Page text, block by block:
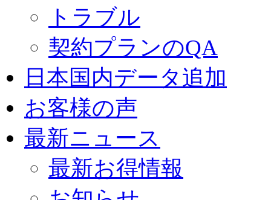
トラブル
契約プランのQA
日本国内データ追加
お客様の声
最新ニュース
最新お得情報